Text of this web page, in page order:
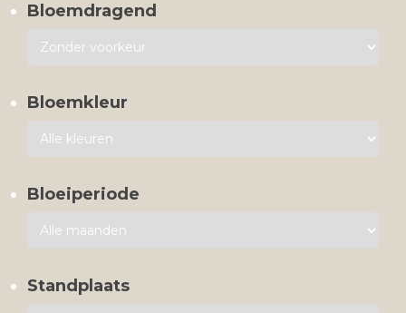
Bloemdragend
Bloemkleur
Bloeiperiode
Standplaats